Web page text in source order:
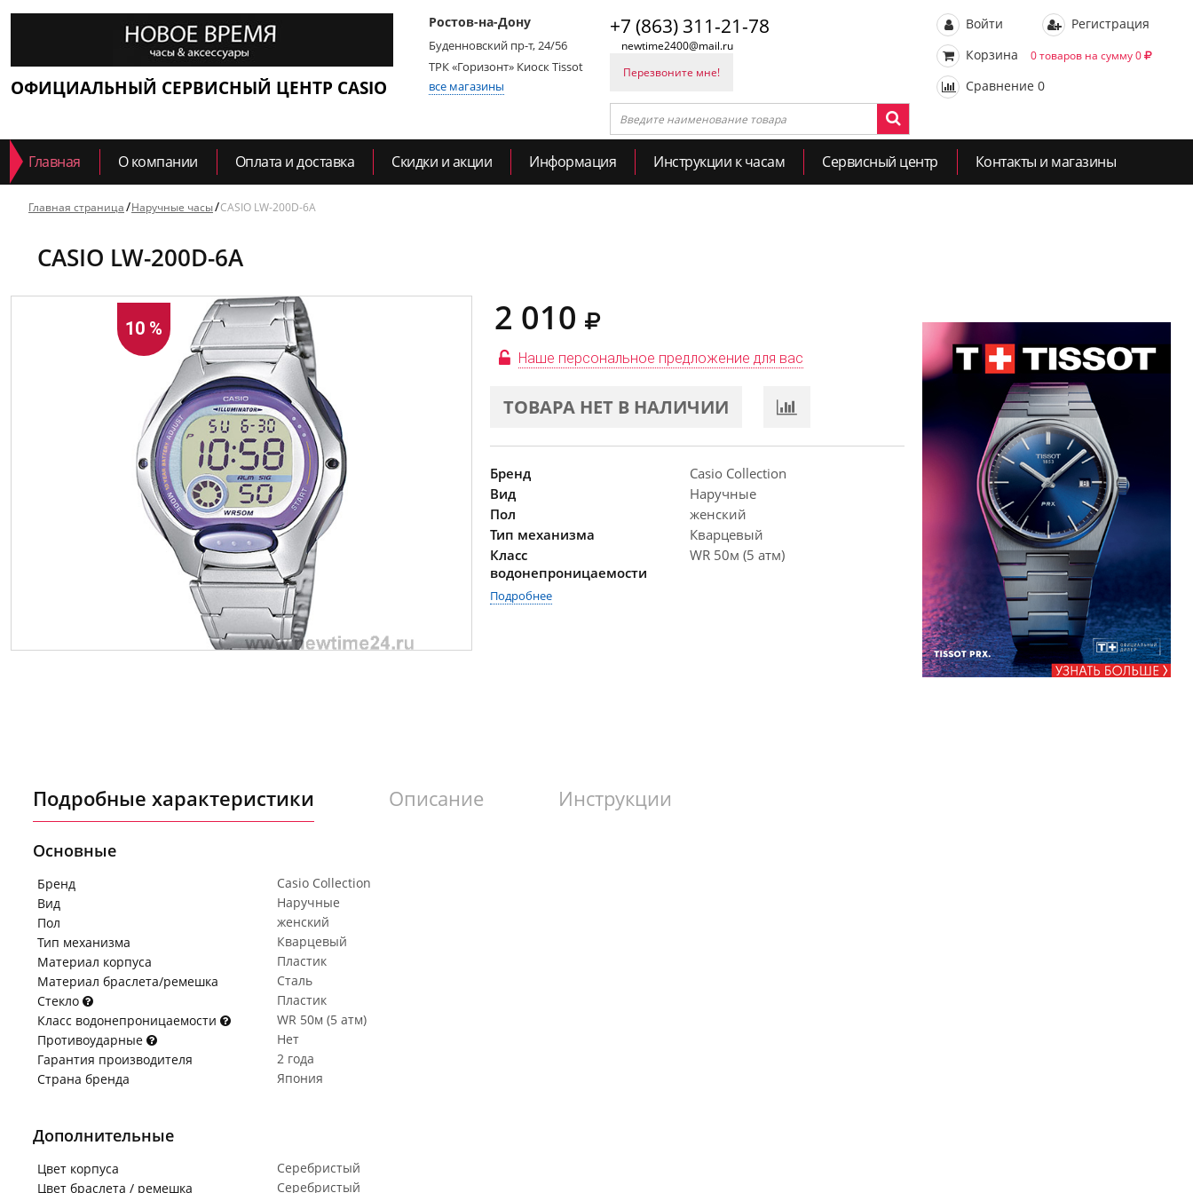
ОФИЦИАЛЬНЫЙ СЕРВИСНЫЙ ЦЕНТР CASIO
Ростов-на-Дону
Буденновский пр-т, 24/56
ТРК «Горизонт» Киоск Tissot
все магазины
+7 (863) 311-21-78
newtime2400@mail.ru
Перезвоните мне!
Войти
Регистрация
Корзина
0 товаров на сумму 0
Сравнение 0
Главная О компании Оплата и доставка Скидки и акции Информация Инструкции к часам Сервисный центр Контакты и магазины
Главная страница Наручные часы CASIO LW-200D-6A
CASIO LW-200D-6A
10 % 2 010
Наше персональное предложение для вас
ТОВАРА НЕТ В НАЛИЧИИ
Бренд
Casio Collection
Вид
Наручные
Пол
женский
Тип механизма
Кварцевый
Класс
водонепроницаемости
WR 50м (5 атм)
Подробнее
Подробные характеристики Описание Инструкции
Основные
Бренд
Casio Collection
Вид
Наручные
Пол
женский
Тип механизма
Кварцевый
Материал корпуса
Пластик
Материал браслета/ремешка
Сталь
Стекло
Пластик
Класс водонепроницаемости
WR 50м (5 атм)
Противоударные
Нет
Гарантия производителя
2 года
Страна бренда
Япония
Дополнительные
Цвет корпуса
Серебристый
Цвет браслета / ремешка
Серебристый